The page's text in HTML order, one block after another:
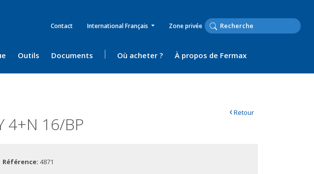
Contact International Français Zone privée
Outils Documents Où acheter ? À propos de Fermax
4+N 16/BP
‹Retour
Référence:4871